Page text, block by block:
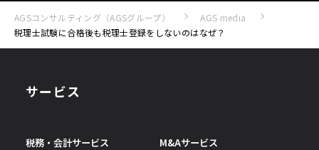
AGSコンサルティング（AGSグループ）
AGS media
税理士試験に合格後も税理士登録をしないのはなぜ？
サービス
税務・会計サービス M&Aサービス